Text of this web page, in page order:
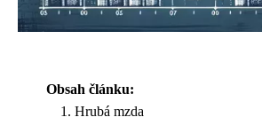
Obsah článku:
Hrubá mzda